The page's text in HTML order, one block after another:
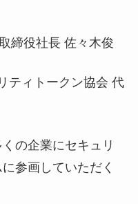
締役社長 佐々木俊
ティトークン協会 代
の企業にセキュリ
参画していただく